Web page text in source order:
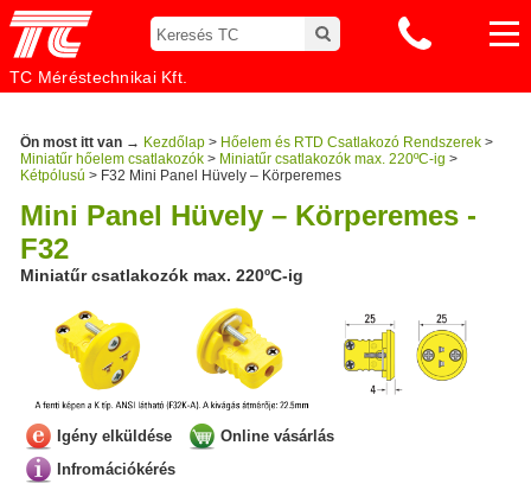
TC Méréstechnikai Kft.
Ön most itt van → Kezdőlap > Hőelem és RTD Csatlakozó Rendszerek >
Miniatűr hőelem csatlakozók > Miniatűr csatlakozók max. 220ºC-ig >
Kétpólusú > F32 Mini Panel Hüvely – Körperemes
Mini Panel Hüvely – Körperemes -
F32
Miniatűr csatlakozók max. 220ºC-ig
Igény elküldése
Online vásárlás
Infromációkérés